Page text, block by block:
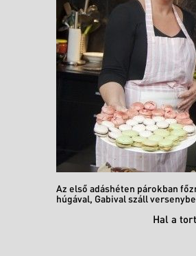
Az első adáshéten párokban
húgával, Gabival száll
Hal a